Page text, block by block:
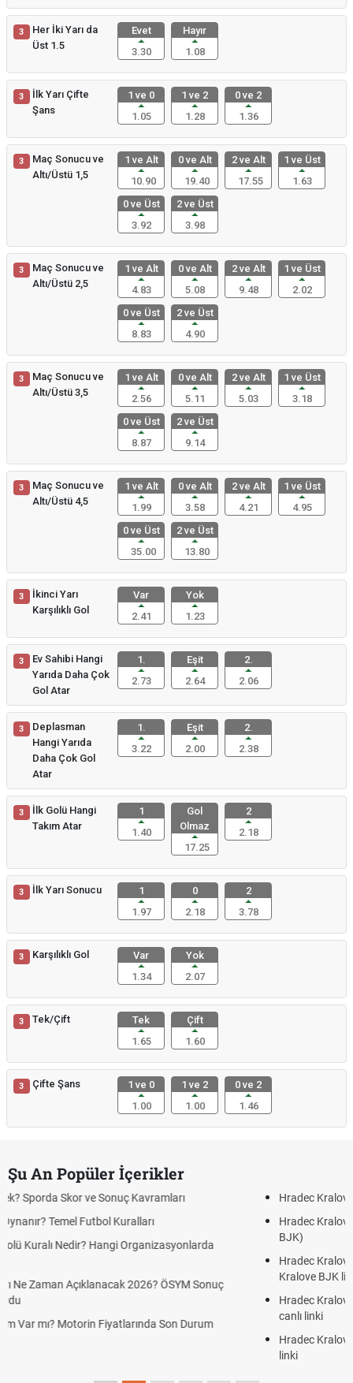
3
Her İki Yarı da
Üst 1.5
Evet
3.30
Hayır
1.08
3
İlk Yarı Çifte
Şans
1 ve 0
1.05
1 ve 2
1.28
0 ve 2
1.36
3
Maç Sonucu ve
Altı/Üstü 1,5
1 ve Alt
10.90
0 ve Alt
19.40
2 ve Alt
17.55
1 ve Üst
1.63
0 ve Üst
3.92
2 ve Üst
3.98
3
Maç Sonucu ve
Altı/Üstü 2,5
1 ve Alt
4.83
0 ve Alt
5.08
2 ve Alt
9.48
1 ve Üst
2.02
0 ve Üst
8.83
2 ve Üst
4.90
3
Maç Sonucu ve
Altı/Üstü 3,5
1 ve Alt
2.56
0 ve Alt
5.11
2 ve Alt
5.03
1 ve Üst
3.18
0 ve Üst
8.87
2 ve Üst
9.14
3
Maç Sonucu ve
Altı/Üstü 4,5
1 ve Alt
1.99
0 ve Alt
3.58
2 ve Alt
4.21
1 ve Üst
4.95
0 ve Üst
35.00
2 ve Üst
13.80
3
İkinci Yarı
Karşılıklı Gol
Var
2.41
Yok
1.23
3
Ev Sahibi Hangi
Yarıda Daha Çok
Gol Atar
1.
2.73
Eşit
2.64
2.
2.06
3
Deplasman
Hangi Yarıda
Daha Çok Gol
Atar
1.
3.22
Eşit
2.00
2.
2.38
3
İlk Golü Hangi
Takım Atar
1
1.40
Gol
Olmaz
17.25
2
2.18
3 İlk Yarı Sonucu
1
1.97
0
2.18
2
3.78
3 Karşılıklı Gol
Var
1.34
Yok
2.07
3 Tek/Çift
Tek
1.65
Çift
1.60
3 Çifte Şans
1 ve 0
1.00
1 ve 2
1.00
0 ve 2
1.46
Şu An Popüler İçerikler
Hradec Kralove Beşiktaş maçı şifresiz canlı yayın izle
Hradec Kralove Beşiktaş CANLI İZLE ŞİFRESİZ (Hradec Kralove
Hradec Kralove Beşiktaş maçı şifresiz S Sport Plus izle, Hradec
Hradec Kralove Beşiktaş ücretsiz izle, Hradec Kralove BJK maçı
Hradec Kralove - Beşiktaş maçı şifresiz izle canlı S Sport Plus